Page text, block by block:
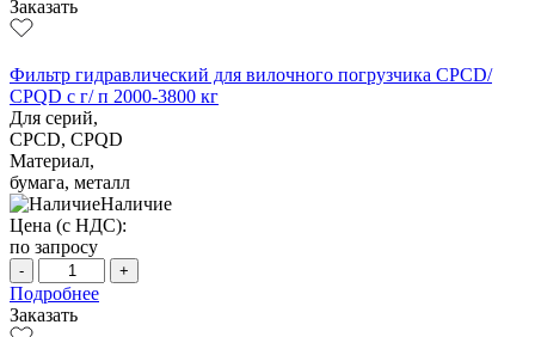
Заказать
Фильтр гидравлический для вилочного погрузчика CPCD/
CPQD с г/ п 2000-3800 кг
Для серий,
CPCD, CPQD
Материал,
бумага, металл
Наличие
Цена (с НДС):
по запросу
- +
Подробнее
Заказать